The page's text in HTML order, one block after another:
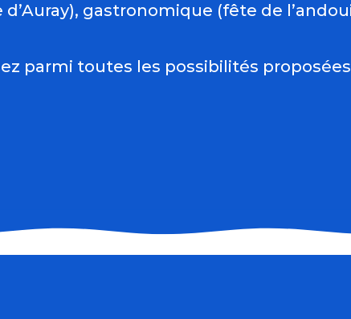
gastronomique (fête de
parmi toutes les possibilités